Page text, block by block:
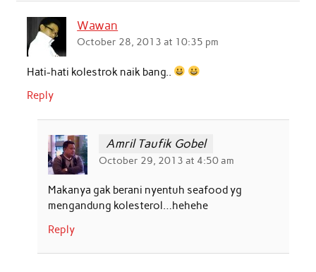
o
k
A
p
n
Wawan
October 28, 2013 at 10:35 pm
Hati-hati kolestrok naik bang..
Reply
Amril Taufik Gobel
October 29, 2013 at 4:50 am
Makanya gak berani nyentuh seafood yg
mengandung kolesterol…hehehe
Reply